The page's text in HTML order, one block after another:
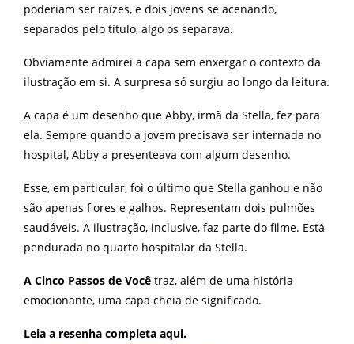
poderiam ser raízes, e dois jovens se acenando,
separados pelo título, algo os separava.
Obviamente admirei a capa sem enxergar o contexto da
ilustração em si. A surpresa só surgiu ao longo da leitura.
A capa é um desenho que Abby, irmã da Stella, fez para
ela. Sempre quando a jovem precisava ser internada no
hospital, Abby a presenteava com algum desenho.
Esse, em particular, foi o último que Stella ganhou e não
são apenas flores e galhos. Representam dois pulmões
saudáveis. A ilustração, inclusive, faz parte do filme. Está
pendurada no quarto hospitalar da Stella.
A Cinco Passos de Você traz, além de uma história
emocionante, uma capa cheia de significado.
Leia a resenha completa aqui.